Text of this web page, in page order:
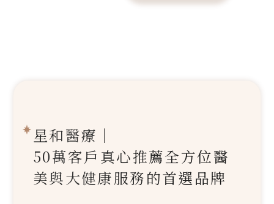
星和醫療｜
50萬客戶真心推薦全方位醫
美與大健康服務的首選品牌